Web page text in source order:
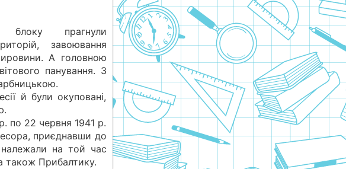
блоку прагнули
завоювання
А головною
панування. З
й були окуповані,
по 22 червня 1941 р.
приєднавши до
належали на той час
також Прибалтику.